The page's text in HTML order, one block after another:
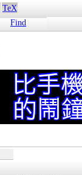
TeX
Find